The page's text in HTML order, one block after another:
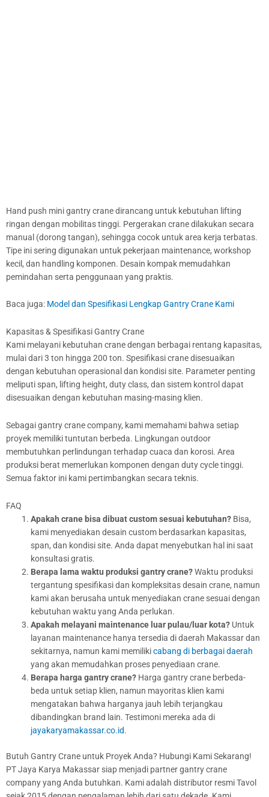
Hand push mini gantry crane dirancang untuk kebutuhan lifting
ringan dengan mobilitas tinggi. Pergerakan crane dilakukan secara
manual (dorong tangan), sehingga cocok untuk area kerja terbatas.
Tipe ini sering digunakan untuk pekerjaan maintenance, workshop
kecil, dan handling komponen. Desain kompak memudahkan
pemindahan serta penggunaan yang praktis.
Baca juga: Model dan Spesifikasi Lengkap Gantry Crane Kami
Kapasitas & Spesifikasi Gantry Crane
Kami melayani kebutuhan crane dengan berbagai rentang kapasitas,
mulai dari 3 ton hingga 200 ton. Spesifikasi crane disesuaikan
dengan kebutuhan operasional dan kondisi site. Parameter penting
meliputi span, lifting height, duty class, dan sistem kontrol dapat
disesuaikan dengan kebutuhan masing-masing klien.
Sebagai gantry crane company, kami memahami bahwa setiap
proyek memiliki tuntutan berbeda. Lingkungan outdoor
membutuhkan perlindungan terhadap cuaca dan korosi. Area
produksi berat memerlukan komponen dengan duty cycle tinggi.
Semua faktor ini kami pertimbangkan secara teknis.
FAQ
Apakah crane bisa dibuat custom sesuai kebutuhan? Bisa,
kami menyediakan desain custom berdasarkan kapasitas,
span, dan kondisi site. Anda dapat menyebutkan hal ini saat
konsultasi gratis.
Berapa lama waktu produksi gantry crane?Waktu produksi
tergantung spesifikasi dan kompleksitas desain crane, namun
kami akan berusaha untuk menyediakan crane sesuai dengan
kebutuhan waktu yang Anda perlukan.
Apakah melayani maintenance luar pulau/luar kota? Untuk
layanan maintenance hanya tersedia di daerah Makassar dan
sekitarnya, namun kami memilikicabang di berbagai daerah
yang akan memudahkan proses penyediaan crane.
Berapa harga gantry crane? Harga gantry crane berbeda-
beda untuk setiap klien, namun mayoritas klien kami
mengatakan bahwa harganya jauh lebih terjangkau
dibandingkan brand lain. Testimoni mereka ada di
jayakaryamakassar.co.id.
Butuh Gantry Crane untuk Proyek Anda? Hubungi Kami Sekarang!
PT Jaya Karya Makassar siap menjadi partner gantry crane
company yang Anda butuhkan. Kami adalah distributor resmi Tavol